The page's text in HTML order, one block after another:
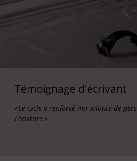
Témoignage d'écrivant
«Le cycle a renforcé ma volonté de
l'écriture.»